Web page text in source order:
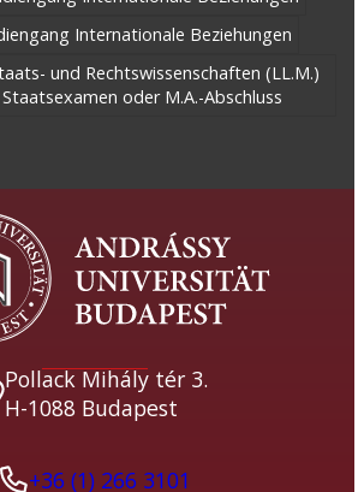
(.pdf)
Internationale Beziehungen
und Rechtswissenschaften (LL.M.)
oder M.A.-Abschluss
Pollack Mihály tér 3.
H-1088 Budapest
+36 (1) 266 3101